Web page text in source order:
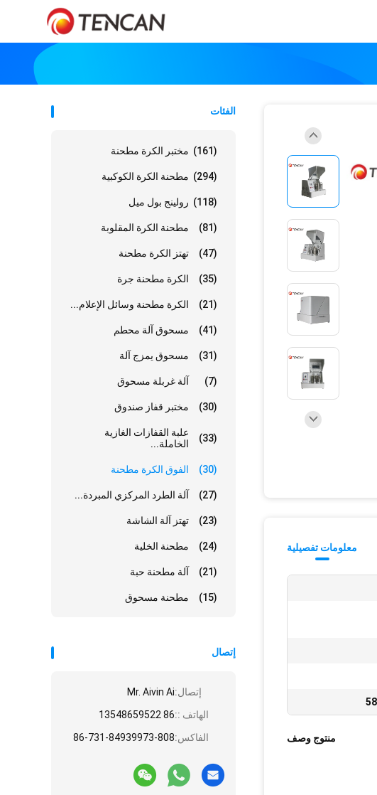
الفئات
مختبر الكرة مطحنة (161)
مطحنة الكرة الكوكبية (294)
رولينج بول ميل (118)
مطحنة الكرة المقلوبة (81)
تهتز الكرة مطحنة (47)
الكرة مطحنة جرة (35)
الكرة مطحنة وسائل الإعلام... (21)
مسحوق آلة محطم (41)
مسحوق يمزج آلة (31)
آلة غربلة مسحوق (7)
مختبر قفاز صندوق (30)
علبة القفازات الغازية
الخاملة...
(33)
الفوق الكرة مطحنة (30)
آلة الطرد المركزي المبردة... (27)
تهتز آلة الشاشة (23)
مطحنة الخلية (24)
آلة مطحنة حبة (21)
مطحنة مسحوق (15)
إتصال
إتصال:Mr. Aivin Ai
الهاتف ::86 13548659522
الفاكس:86-731-84939973-808
معلومات تفصيلية
منتوج وصف